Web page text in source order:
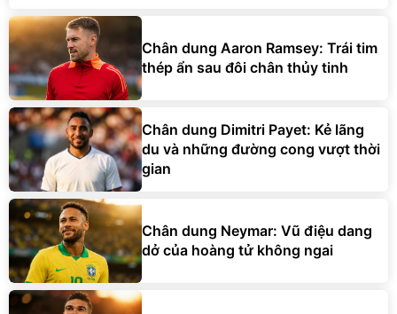
Chân dung Aaron Ramsey: Trái tim
thép ẩn sau đôi chân thủy tinh
Chân dung Dimitri Payet: Kẻ lãng
du và những đường cong vượt thời
gian
Chân dung Neymar: Vũ điệu dang
dở của hoàng tử không ngai